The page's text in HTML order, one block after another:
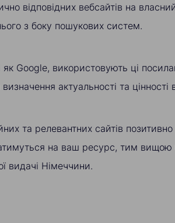
відповідних вебсайтів на
з боку пошукових систем.
як Google, використовують ці
актуальності та цінності
та релевантних сайтів позитивно
на ваш ресурс, тим вищою
видачі Німеччини.